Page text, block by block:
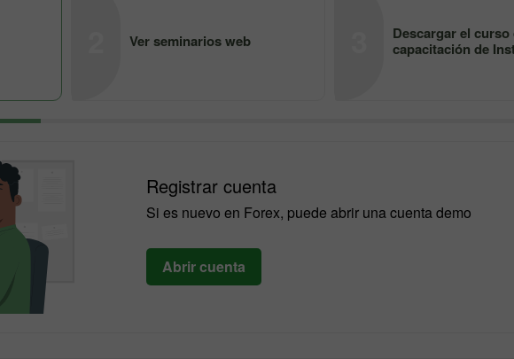
Ver seminarios web
Descargar el curso
capacitación de
Registrar cuenta
Si es nuevo en Forex, puede abrir una cuenta demo
Abrir cuenta